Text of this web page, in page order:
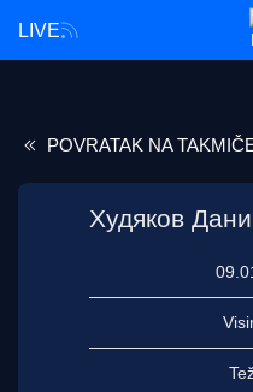
LIVE
POVRATAK NA
Худяков